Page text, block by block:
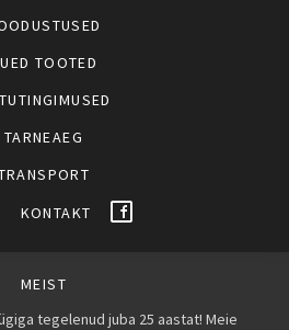
TOOTED
TARNEAEG
KONTAKT
MEIST
tegelenud juba 25 aastat! Meie